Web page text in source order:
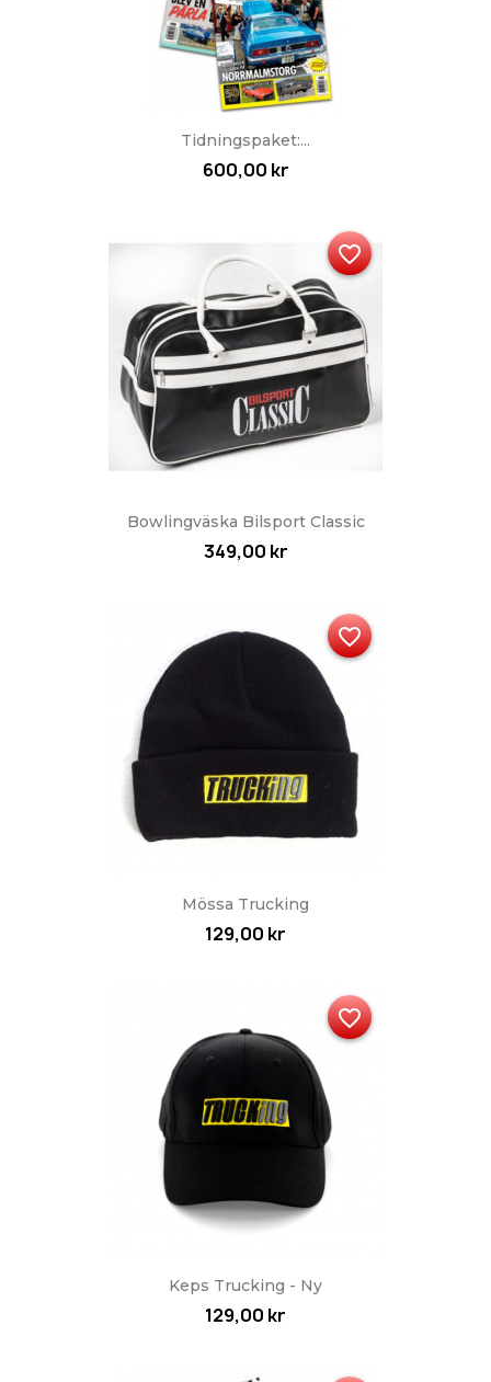
Tidningspaket:...
600,00 kr
Bowlingväska Bilsport Classic
349,00 kr
favorite_border
Mössa Trucking
129,00 kr
favorite_border
Keps Trucking - Ny
129,00 kr
favorite_border